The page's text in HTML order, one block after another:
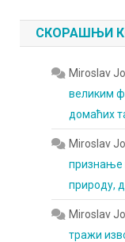
СКОРАШЊИ
Miroslav
великим
домаћих
Miroslav
признање
природу,
Miroslav
тражи